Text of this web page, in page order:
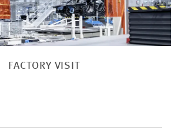
FACTORY VISIT